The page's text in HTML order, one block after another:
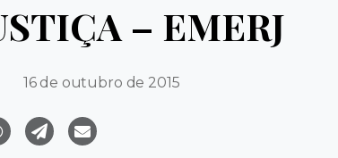
– EMERJ
16 de outubro de 2015